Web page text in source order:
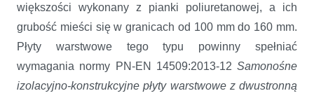
większości wykonany z pianki poliuretanowej, a ich
grubość mieści się w granicach od 100 mm do 160 mm.
Płyty warstwowe tego typu powinny spełniać
wymagania normy PN-EN 14509:2013-12 Samonośne
izolacyjno-konstrukcyjne płyty warstwowe z dwustronną